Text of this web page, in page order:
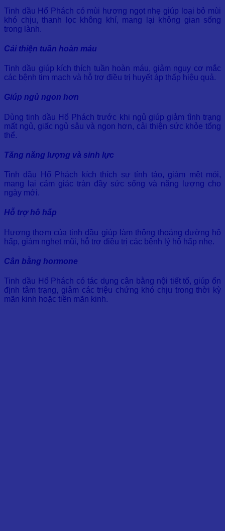
Tinh dầu Hổ Phách có mùi hương ngọt nhẹ giúp loại bỏ mùi
khó chịu, thanh lọc không khí, mang lại không gian sống
trong lành.
Cải thiện tuần hoàn máu
Tinh dầu giúp kích thích tuần hoàn máu, giảm nguy cơ mắc
các bệnh tim mạch và hỗ trợ điều trị huyết áp thấp hiệu quả.
Giúp ngủ ngon hơn
Dùng tinh dầu Hổ Phách trước khi ngủ giúp giảm tình trạng
mất ngủ, giấc ngủ sâu và ngon hơn, cải thiện sức khỏe tổng
thể.
Tăng năng lượng và sinh lực
Tinh dầu Hổ Phách kích thích sự tỉnh táo, giảm mệt mỏi,
mang lại cảm giác tràn đầy sức sống và năng lượng cho
ngày mới.
Hỗ trợ hô hấp
Hương thơm của tinh dầu giúp làm thông thoáng đường hô
hấp, giảm nghẹt mũi, hỗ trợ điều trị các bệnh lý hô hấp nhẹ.
Cân bằng hormone
Tinh dầu Hổ Phách có tác dụng cân bằng nội tiết tố, giúp ổn
định tâm trạng, giảm các triệu chứng khó chịu trong thời kỳ
mãn kinh hoặc tiền mãn kinh.